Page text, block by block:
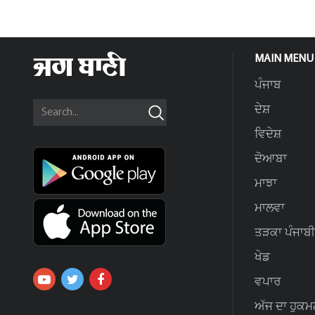
MAIN MENU
ਪੰਜਾਬ
ਦੇਸ਼
ਵਿਦੇਸ਼
ਦੋਆਬਾ
ਮਾਝਾ
ਮਾਲਵਾ
ਤੜਕਾ ਪੰਜਾਬੀ
ਖੇਡ
ਵਪਾਰ
ਅੱਜ ਦਾ